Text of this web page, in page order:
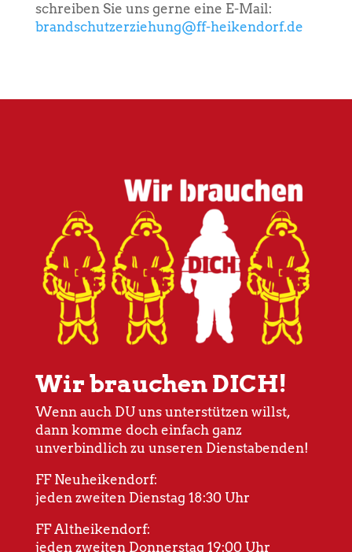
schreiben Sie uns gerne eine E-Mail:
brandschutzerziehung@ff-heikendorf.de
Wir brauchen DICH!
Wenn auch DU uns unterstützen willst,
dann komme doch einfach ganz
unverbindlich zu unseren Dienstabenden!
FF Neuheikendorf:
jeden zweiten Dienstag 18:30 Uhr
FF Altheikendorf:
jeden zweiten Donnerstag 19:00 Uhr